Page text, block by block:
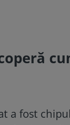
a fost